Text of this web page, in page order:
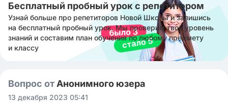
Бесплатный пробный урок с репетитором
Узнай больше про репетиторов Новой Школы и запишись
на бесплатный пробный урок. Мы проверим твой уровень
знаний и составим план обучения по любому предмету
и классу
Вопрос от Анонимного юзера
13 декабря 2023 05:41